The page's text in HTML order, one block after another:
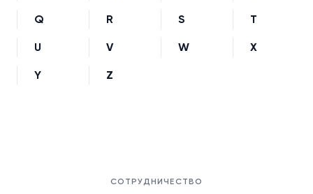
Q R S T
U V W X
Y Z
СОТРУДНИЧЕСТВО